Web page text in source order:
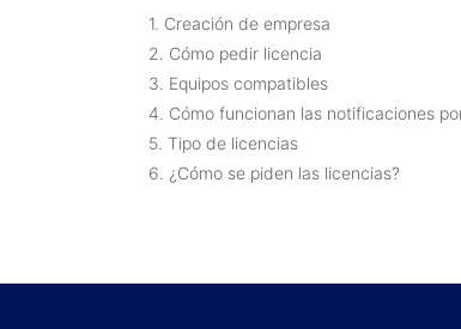
1. Creación de empresa
2. Cómo pedir licencia
3. Equipos compatibles
4. Cómo funcionan las notificaciones
5. Tipo de licencias
6. ¿Cómo se piden las licencias?